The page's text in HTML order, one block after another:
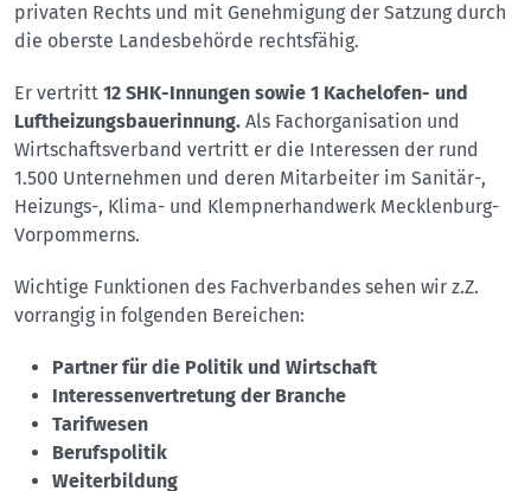
privaten Rechts und mit Genehmigung der Satzung durch
die oberste Landesbehörde rechtsfähig.
Er vertritt 12 SHK-Innungen sowie 1 Kachelofen- und
Luftheizungsbauerinnung. Als Fachorganisation und
Wirtschaftsverband vertritt er die Interessen der rund
1.500 Unternehmen und deren Mitarbeiter im Sanitär-,
Heizungs-, Klima- und Klempnerhandwerk Mecklenburg-
Vorpommerns.
Wichtige Funktionen des Fachverbandes sehen wir z.Z.
vorrangig in folgenden Bereichen:
Partner für die Politik und Wirtschaft
Interessenvertretung der Branche
Tarifwesen
Berufspolitik
Weiterbildung